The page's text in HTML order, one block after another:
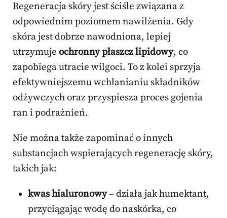
Regeneracja skóry jest ściśle związana z
odpowiednim poziomem nawilżenia. Gdy
skóra jest dobrze nawodniona, lepiej
utrzymuje ochronny płaszcz lipidowy, co
zapobiega utracie wilgoci. To z kolei sprzyja
efektywniejszemu wchłanianiu składników
odżywczych oraz przyspiesza proces gojenia
ran i podrażnień.
Nie można także zapominać o innych
substancjach wspierających regenerację skóry,
takich jak:
kwas hialuronowy– działa jak humektant,
przyciągając wodę do naskórka, co